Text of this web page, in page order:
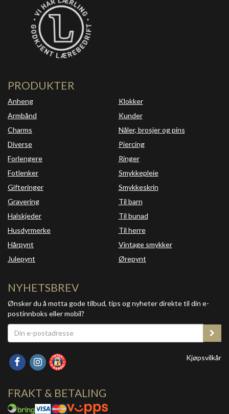
PRODUKTER
Anheng
Armbånd
Charms
Diverse
Forlengere
Fotlenker
Gifteringer
Gravering
Halskjeder
Husdyrmerke
Hårpynt
Julepynt
Klokker
Kunder
Nåler, brosjer og pins
Piercing
Ringer
Smykkepleie
Smykkeskrin
Til barn
Til bunad
Til herre
Vintage smykker
Ørepynt
NYHETSBREV
Ønsker du å motta gode tilbud, tips og nyheter direkte til din e-
postinnboks eller mobil?
Kjøpsvilkår
FRAKT & BETALING